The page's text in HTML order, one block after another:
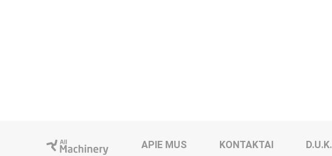
APIE MUS KONTAKTAI D.U.K.